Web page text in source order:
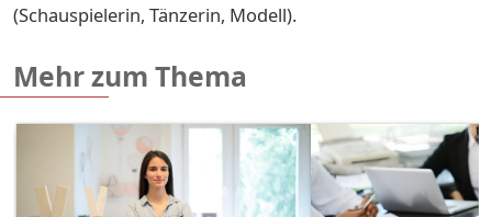
(Schauspielerin, Tänzerin, Modell).
Mehr zum Thema